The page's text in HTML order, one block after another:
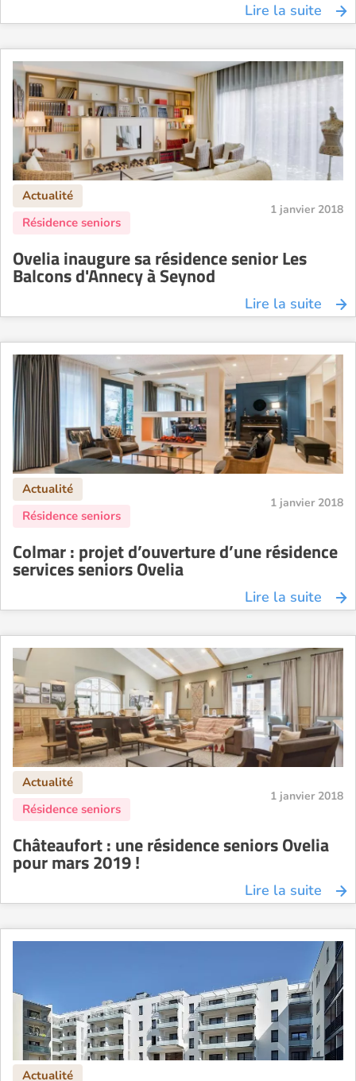
Lire la suite
1 janvier 2018
Ovelia inaugure sa résidence senior Les
Balcons d'Annecy à Seynod
Lire la suite
1 janvier 2018
Colmar : projet d’ouverture d’une résidence
services seniors Ovelia
Lire la suite
1 janvier 2018
Châteaufort : une résidence seniors Ovelia
pour mars 2019 !
Lire la suite